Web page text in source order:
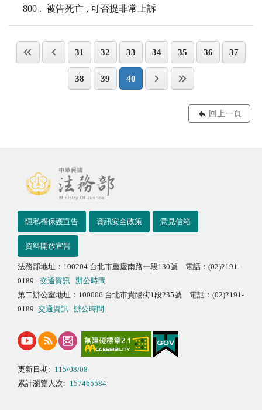
800 被告死亡 , 可否提非常上訴
31 32 33 34 35 36 37
38 39 40
回上一頁
隱私權保護宣告 資訊安全政策 意見信箱
資料開放宣告
法務部地址：100204 台北市重慶南路一段130號 電話：(02)2191-
0189
交通資訊
辦公時間
第二辦公室地址：100006 台北市貴陽街1段235號 電話：(02)2191-
0189 交通資訊 辦公時間
更新日期: 115/08/08
累計瀏覽人次: 157465584